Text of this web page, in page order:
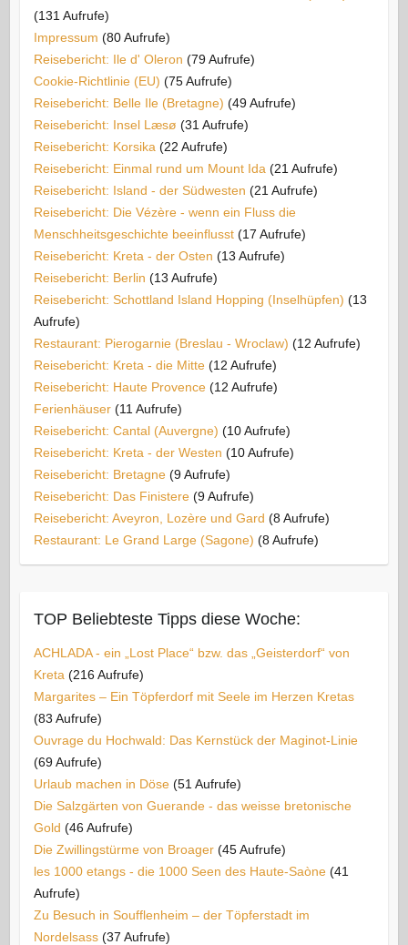
(131 Aufrufe)
Impressum (80 Aufrufe)
Reisebericht: Ile d' Oleron (79 Aufrufe)
Cookie-Richtlinie (EU) (75 Aufrufe)
Reisebericht: Belle Ile (Bretagne) (49 Aufrufe)
Reisebericht: Insel Læsø (31 Aufrufe)
Reisebericht: Korsika (22 Aufrufe)
Reisebericht: Einmal rund um Mount Ida (21 Aufrufe)
Reisebericht: Island - der Südwesten (21 Aufrufe)
Reisebericht: Die Vézère - wenn ein Fluss die
Menschheitsgeschichte beeinflusst (17 Aufrufe)
Reisebericht: Kreta - der Osten (13 Aufrufe)
Reisebericht: Berlin (13 Aufrufe)
Reisebericht: Schottland Island Hopping (Inselhüpfen) (13
Aufrufe)
Restaurant: Pierogarnie (Breslau - Wroclaw) (12 Aufrufe)
Reisebericht: Kreta - die Mitte (12 Aufrufe)
Reisebericht: Haute Provence (12 Aufrufe)
Ferienhäuser (11 Aufrufe)
Reisebericht: Cantal (Auvergne) (10 Aufrufe)
Reisebericht: Kreta - der Westen (10 Aufrufe)
Reisebericht: Bretagne (9 Aufrufe)
Reisebericht: Das Finistere (9 Aufrufe)
Reisebericht: Aveyron, Lozère und Gard (8 Aufrufe)
Restaurant: Le Grand Large (Sagone) (8 Aufrufe)
TOP Beliebteste Tipps diese Woche:
ACHLADA - ein „Lost Place“ bzw. das „Geisterdorf“ von
Kreta (216 Aufrufe)
Margarites – Ein Töpferdorf mit Seele im Herzen Kretas
(83 Aufrufe)
Ouvrage du Hochwald: Das Kernstück der Maginot-Linie
(69 Aufrufe)
Urlaub machen in Döse (51 Aufrufe)
Die Salzgärten von Guerande - das weisse bretonische
Gold (46 Aufrufe)
Die Zwillingstürme von Broager (45 Aufrufe)
les 1000 etangs - die 1000 Seen des Haute-Saòne (41
Aufrufe)
Zu Besuch in Soufflenheim – der Töpferstadt im
Nordelsass (37 Aufrufe)